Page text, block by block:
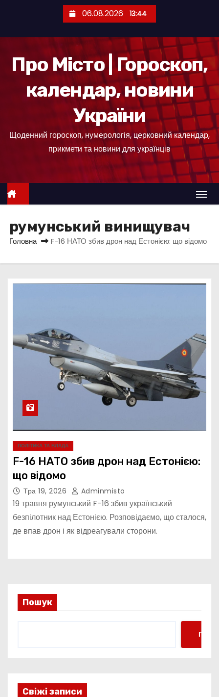
е
06.08.2026 13:44
Про Місто | Гороскоп,
календар, новини
України
Щоденний гороскоп, нумерологія, церковний календар,
прикмети та новини для українців
румунський винищувач
Головна F-16 НАТО збив дрон над Естонією: що відомо
ПОЛІТИКА ТА ВЛАДА
F-16 НАТО збив дрон над Естонією:
що відомо
Тра 19, 2026 Adminmisto
19 травня румунський F-16 збив український
безпілотник над Естонією. Розповідаємо, що сталося,
де впав дрон і як відреагували сторони.
Пошук
Свіжі записи